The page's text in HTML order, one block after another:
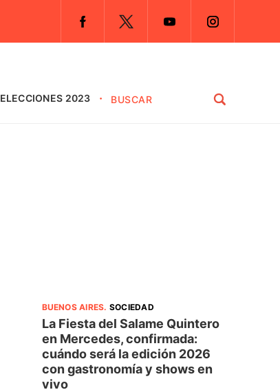
ELECCIONES 2023
BUENOS AIRES. SOCIEDAD
La Fiesta del Salame Quintero
en Mercedes, confirmada:
cuándo será la edición 2026
con gastronomía y shows en
vivo